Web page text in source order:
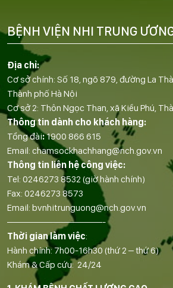
Địa chỉ:
Cơ sở chính: Số 18, ngõ 879, đường La
Thành phố Hà Nội
Cơ sở 2: Thôn Ngọc Than, xã Kiều Phú,
Thông tin dành cho khách hàng:
Tổng đài:1900 866 615
Email: chamsockhachhang@nch.gov.vn
Thông tin liên hệ công việc:
Tel: 0246273 8532 (giờ hành chính)
Fax: 0246273 8573
Email: bvnhitrunguong@nch.gov.vn
——————————-
Thời gian làm việc:
Hành chính: 7h00-16h30 (thứ 2 – thứ 6)
Khám & Cấp cứu: 24/24
BỆNH VIỆN NHI TRUNG